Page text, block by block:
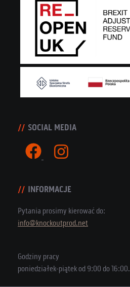
SOCIAL MEDIA
INFORMACJE
Pytania prosimy kierować do:
info@knockoutprod.net
Godziny pracy
poniedziałek-piątek od 9:00 do 16:00.